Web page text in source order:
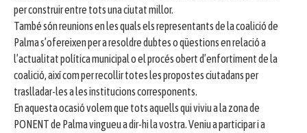
per construir entre tots una ciutat millor.
També són reunions en les quals els representants de la coalició de
Palma s’ofereixen per a resoldre dubtes o qüestions en relació a
l’actualitat política municipal o el procés obert d’enfortiment de la
coalició, així com per recollir totes les propostes ciutadans per
traslladar-les a les institucions corresponents.
En aquesta ocasió volem que tots aquells qui viviu a la zona de
PONENT de Palma vingueu a dir-hi la vostra. Veniu a participar i a